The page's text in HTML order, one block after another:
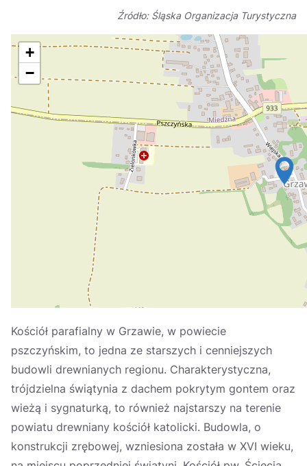
Suomi
Україна
Zamknij
Źródło: Śląska Organizacja Turystyczna
+
−
Kościół parafialny w Grzawie, w powiecie
pszczyńskim, to jedna ze starszych i cenniejszych
budowli drewnianych regionu. Charakterystyczna,
trójdzielna świątynia z dachem pokrytym gontem oraz
wieżą i sygnaturką, to również najstarszy na terenie
powiatu drewniany kościół katolicki. Budowla, o
konstrukcji zrębowej, wzniesiona została w XVI wieku,